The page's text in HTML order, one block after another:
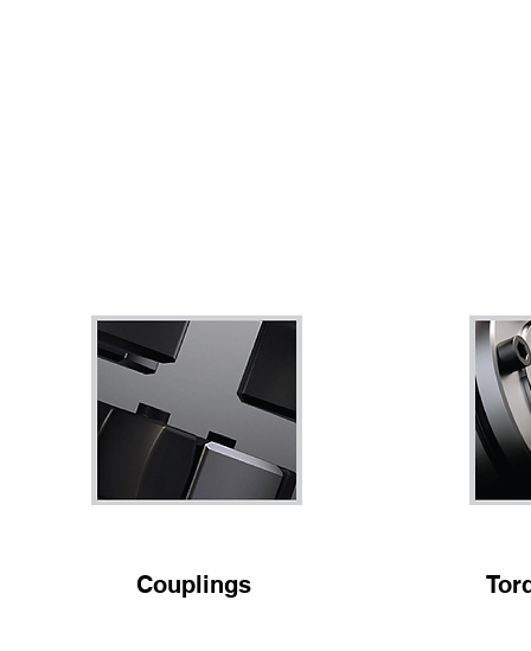
Couplings